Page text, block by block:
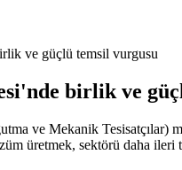
ve güçlü temsil vurgusu
birlik ve
ve Mekanik
üretmek, sektörü daha ileri